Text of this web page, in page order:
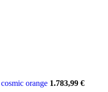
orange 1.783,99 €